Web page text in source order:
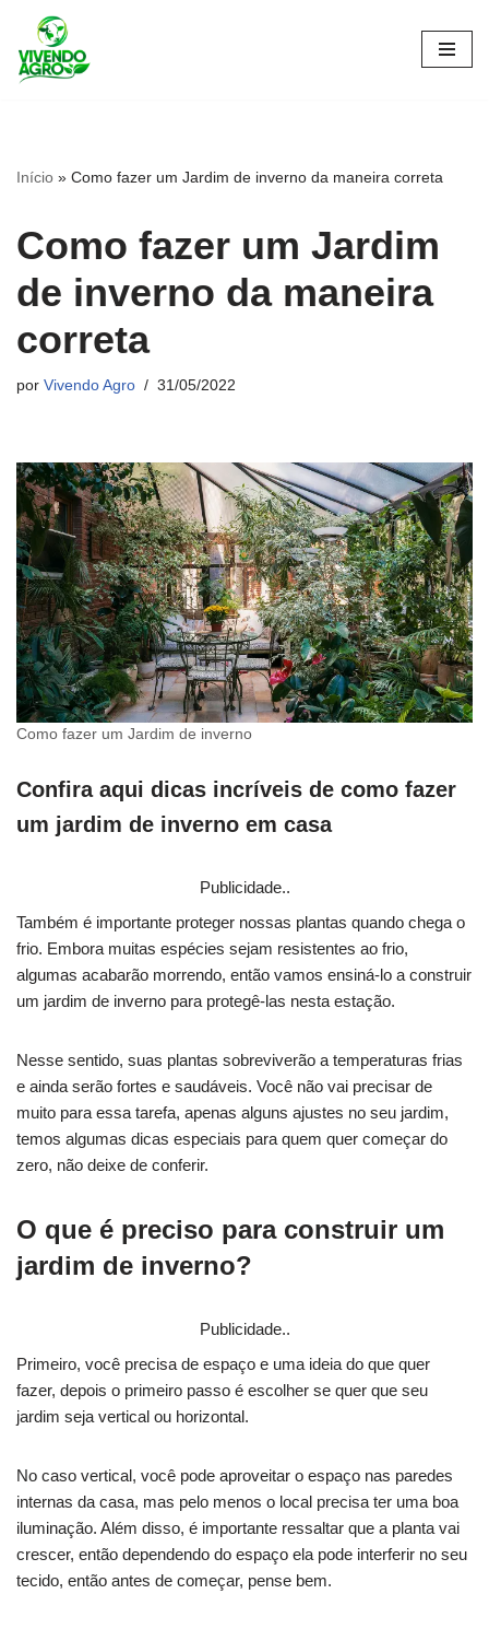
Pular
para
Início » Como fazer um Jardim de inverno da maneira correta
Como fazer um Jardim
de inverno da maneira
correta
por Vivendo Agro 31/05/2022
Como fazer um Jardim de inverno
Confira aqui dicas incríveis de como fazer
um jardim de inverno em casa
Publicidade..
Também é importante proteger nossas plantas quando chega o
frio. Embora muitas espécies sejam resistentes ao frio,
algumas acabarão morrendo, então vamos ensiná-lo a construir
um jardim de inverno para protegê-las nesta estação.
Nesse sentido, suas plantas sobreviverão a temperaturas frias
e ainda serão fortes e saudáveis. Você não vai precisar de
muito para essa tarefa, apenas alguns ajustes no seu jardim,
temos algumas dicas especiais para quem quer começar do
zero, não deixe de conferir.
O que é preciso para construir um
jardim de inverno?
Publicidade..
Primeiro, você precisa de espaço e uma ideia do que quer
fazer, depois o primeiro passo é escolher se quer que seu
jardim seja vertical ou horizontal.
No caso vertical, você pode aproveitar o espaço nas paredes
internas da casa, mas pelo menos o local precisa ter uma boa
iluminação. Além disso, é importante ressaltar que a planta vai
crescer, então dependendo do espaço ela pode interferir no seu
tecido, então antes de começar, pense bem.